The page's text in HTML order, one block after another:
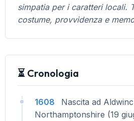
simpatia per i caratteri locali.
costume, provvidenza e
⏳ Cronologia
1608
Nascita ad
Northamptonshire (19